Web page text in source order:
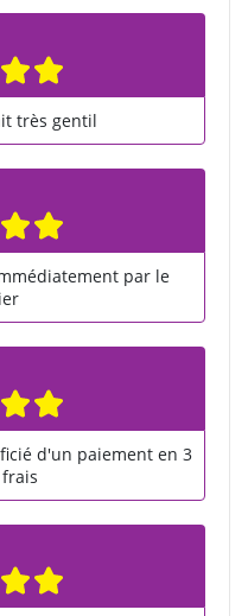
très gentil
par le
d'un paiement en 3